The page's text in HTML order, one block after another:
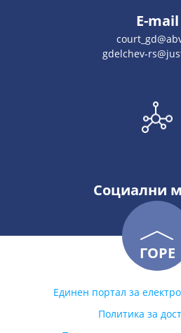
E-mail
gdelchev-
Социални
ГОРЕ
Единен портал за
Политика за